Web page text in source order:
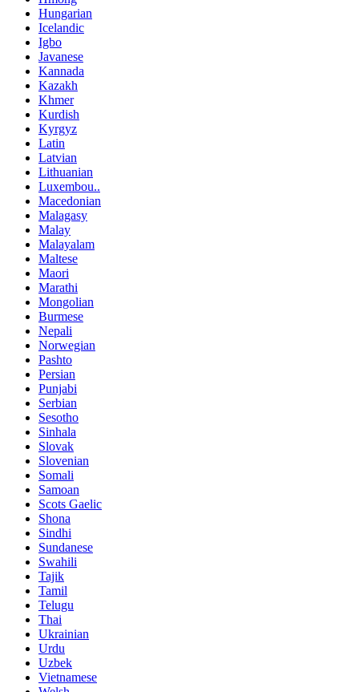
Hungarian
Icelandic
Igbo
Javanese
Kannada
Kazakh
Khmer
Kurdish
Kyrgyz
Latin
Latvian
Lithuanian
Luxembou..
Macedonian
Malagasy
Malay
Malayalam
Maltese
Maori
Marathi
Mongolian
Burmese
Nepali
Norwegian
Pashto
Persian
Punjabi
Serbian
Sesotho
Sinhala
Slovak
Slovenian
Somali
Samoan
Scots Gaelic
Shona
Sindhi
Sundanese
Swahili
Tajik
Tamil
Telugu
Thai
Ukrainian
Urdu
Uzbek
Vietnamese